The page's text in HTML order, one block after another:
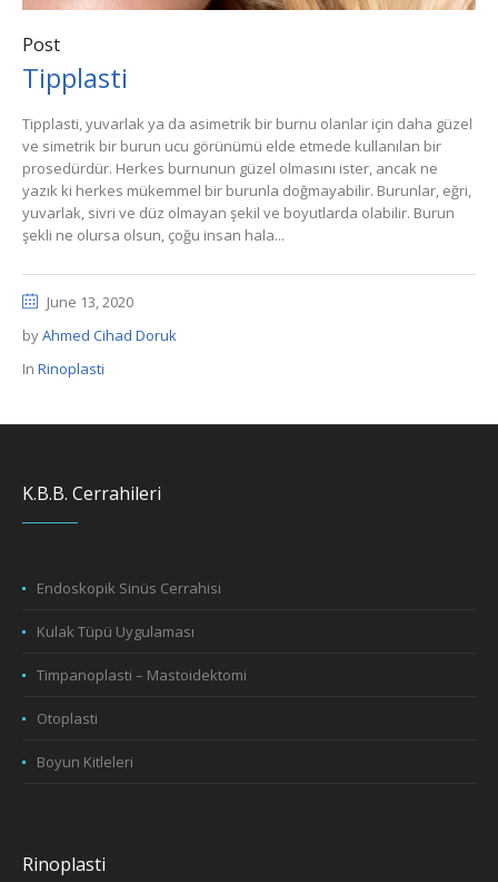
Post
Tipplasti
Tipplasti, yuvarlak ya da asimetrik bir burnu olanlar için daha güzel
ve simetrik bir burun ucu görünümü elde etmede kullanılan bir
prosedürdür. Herkes burnunun güzel olmasını ister, ancak ne
yazık ki herkes mükemmel bir burunla doğmayabilir. Burunlar, eğri,
yuvarlak, sivri ve düz olmayan şekil ve boyutlarda olabilir. Burun
şekli ne olursa olsun, çoğu insan hala...
June 13, 2020
byAhmed Cihad Doruk
In Rinoplasti
K.B.B. Cerrahileri
Endoskopik Sinüs Cerrahisi
Kulak Tüpü Uygulaması
Timpanoplasti – Mastoidektomi
Otoplasti
Boyun Kitleleri
Rinoplasti